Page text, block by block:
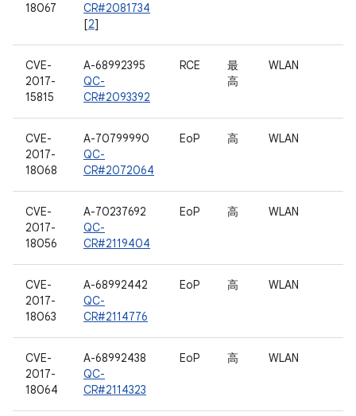
18067
CR#2081734
[2]
CVE-
2017-
15815
A-68992395
QC-
CR#2093392
RCE
最
高
WLAN
CVE-
2017-
18068
A-70799990
QC-
CR#2072064
EoP 高 WLAN
CVE-
2017-
18056
A-70237692
QC-
CR#2119404
EoP 高 WLAN
CVE-
2017-
18063
A-68992442
QC-
CR#2114776
EoP 高 WLAN
CVE-
2017-
18064
A-68992438
QC-
CR#2114323
EoP 高 WLAN